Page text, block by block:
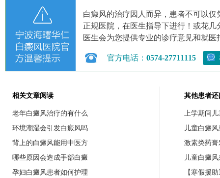
白癜风的治疗因人而异，患者不可以
正规医院，在医生指导下进行！或花
医生会为您提供专业的诊疗意见和就医
官方电话： 0574-27711115
相关文章阅读
老年白癜风治疗的有什么
环境潮湿会引发白癜风吗
背上的白癜风能用中医方
哪些原因会造成手部白癜
孕妇白癜风患者如何护理
其他患者
上学期间
儿童白癜
激素类药
儿童白癜
【寒假援